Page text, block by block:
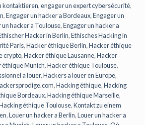
kontaktieren,engager un expert cybersécurité,
,Engager un hacker a Bordeaux,Engager un
un hacker a Toulouse,Engager un hacker a
Hacker in Berlin,Ethisches Hacking in
Paris,Hacker éthique Berlin,Hacker éthique
crypto,Hacker éthique Lausanne,Hacker
éthique Munich,Hacker éthique Toulouse,
a louer,Hackers a louer en Europe,
,Hacking éthique,Hacking
Bordeaux,Hacking éthique Marseille,
éthique Toulouse,Kontakt zu einem
,Louer un hacker a Berlin,Louer un hacker a